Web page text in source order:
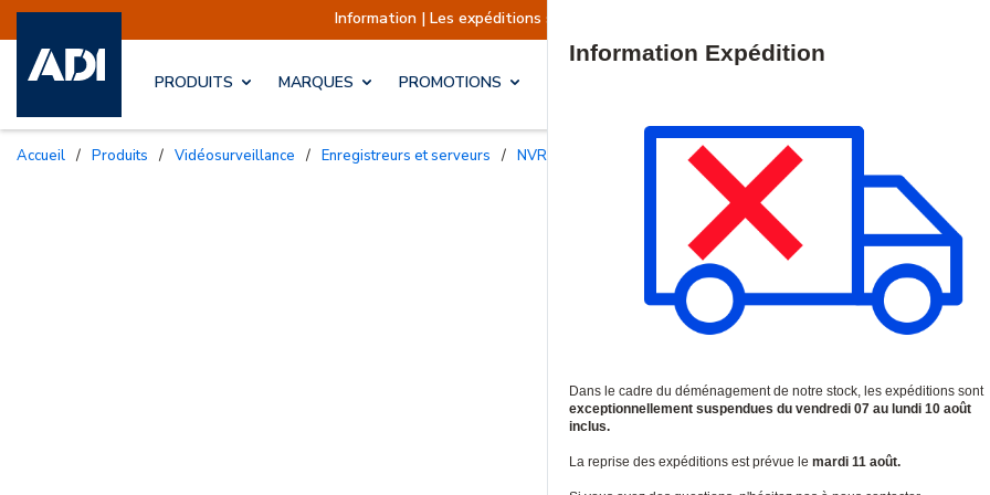
Information | Les expéditions sont actuellement suspendues Reprise
PRODUITS MARQUES PROMOTIONS
Accueil / Produits / Vidéosurveillance / Enregistreurs et serveurs / NVRs